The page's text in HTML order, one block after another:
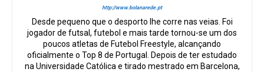
http://www.bolanarede.pt
Desde pequeno que o desporto lhe corre nas veias. Foi
jogador de futsal, futebol e mais tarde tornou-se um dos
poucos atletas de Futebol Freestyle, alcançando
oficialmente o Top 8 de Portugal. Depois de ter estudado
na Universidade Católica e tirado mestrado em Barcelona,